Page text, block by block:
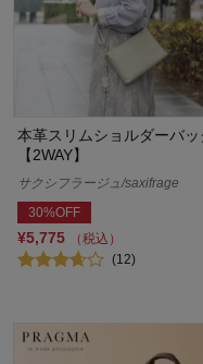
本革スリムショルダーバッ
【2WAY】
サクシフラージュ/saxifrage
30%OFF
¥5,775
（税込）
(12)